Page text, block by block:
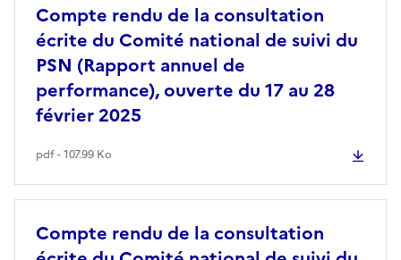
Compte rendu de la consultation
écrite du Comité national de suivi du
PSN (Rapport annuel de
performance), ouverte du 17 au 28
février 2025
pdf - 107.99 Ko
Compte rendu de la consultation